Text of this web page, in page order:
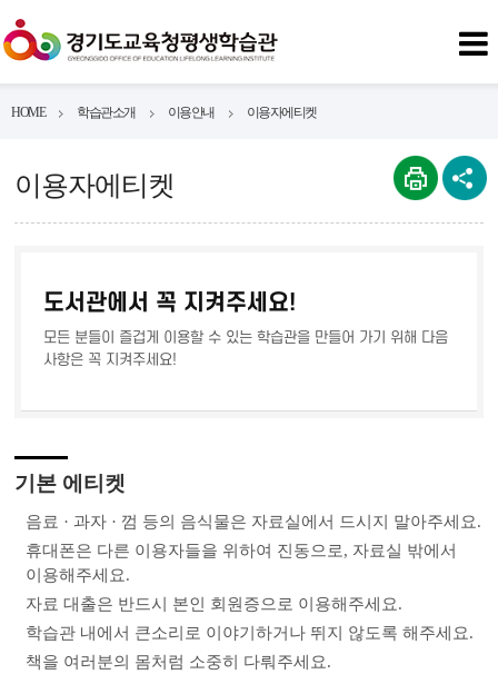
HOME 학습관소개 이용안내 이용자에티켓
이용자에티켓
도서관에서 꼭 지켜주세요!
모든 분들이 즐겁게 이용할 수 있는 학습관을 만들어 가기 위해 다음
사항은 꼭 지켜주세요!
기본 에티켓
음료 · 과자 · 껌 등의 음식물은 자료실에서 드시지 말아주세요.
휴대폰은 다른 이용자들을 위하여 진동으로, 자료실 밖에서
이용해주세요.
자료 대출은 반드시 본인 회원증으로 이용해주세요.
학습관 내에서 큰소리로 이야기하거나 뛰지 않도록 해주세요.
책을 여러분의 몸처럼 소중히 다뤄주세요.